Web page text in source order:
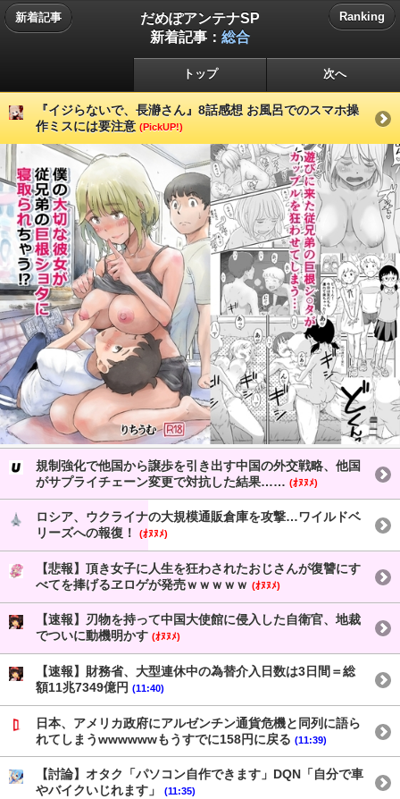
新着記事
だめぽアンテナSP
新着記事： 総合
Ranking
トップ 次へ
『イジらないで、長瀞さん』8話感想 お風呂でのスマホ操
作ミスには要注意 (PickUP!)
規制強化で他国から譲歩を引き出す中国の外交戦略、他国
がサプライチェーン変更で対抗した結果…… (ｵﾇﾇﾒ)
ロシア、ウクライナの大規模通販倉庫を攻撃…ワイルドベ
リーズへの報復！
(ｵﾇﾇﾒ)
【悲報】頂き女子に人生を狂わされたおじさんが復讐にす
べてを捧げるヱロゲが発売ｗｗｗｗｗ (ｵﾇﾇﾒ)
【速報】刃物を持って中国大使館に侵入した自衛官、地裁
でついに動機明かす (ｵﾇﾇﾒ)
【速報】財務省、大型連休中の為替介入日数は3日間＝総
額11兆7349億円 (11:40)
日本、アメリカ政府にアルゼンチン通貨危機と同列に語ら
れてしまうwwwwwwもうすでに158円に戻る (11:39)
【討論】オタク「パソコン自作できます」DQN「自分で車
やバイクいじれます」
(11:35)